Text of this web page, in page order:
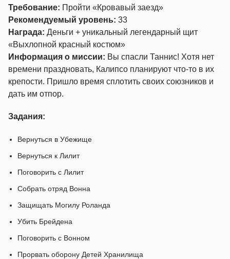
Требование: Пройти «Кровавый заезд»
Рекомендуемый уровень: 33
Награда: Деньги + уникальный легендарный щит
«Выхлопной красный костюм»
Информация о миссии: Вы спасли Таннис! Хотя нет
времени праздновать, Калипсо планируют что-то в их
крепости. Пришло время сплотить своих союзников и
дать им отпор.
Задания:
Вернуться в Убежище
Вернуться к Лилит
Поговорить с Лилит
Собрать отряд Вонна
Защищать Могилу Роланда
Убить Брейдена
Поговорить с Вонном
Прорвать оборону Детей Хранилища